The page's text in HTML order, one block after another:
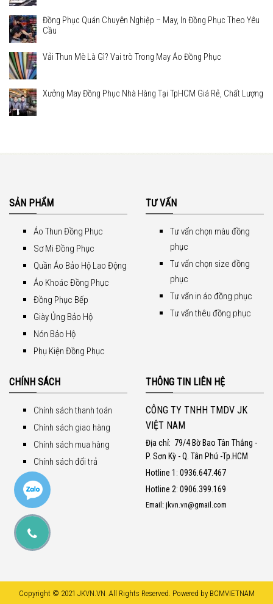
Đồng Phục Quán Chuyên Nghiệp – May, In Đồng Phục Theo Yêu
Cầu
Vải Thun Mè Là Gì? Vai trò Trong May Áo Đồng Phục
Xưởng May Đồng Phục Nhà Hàng Tại TpHCM Giá Rẻ, Chất Lượng
SẢN PHẨM
Áo Thun Đồng Phục
Sơ Mi Đồng Phục
Quần Áo Bảo Hộ Lao Động
Áo Khoác Đồng Phục
Đồng Phục Bếp
Giày Ủng Bảo Hộ
Nón Bảo Hộ
Phụ Kiện Đồng Phục
TƯ VẤN
Tư vấn chọn màu đồng
phục
Tư vấn chọn size đồng
phục
Tư vấn in áo đồng phục
Tư vấn thêu đồng phục
CHÍNH SÁCH
Chính sách thanh toán
Chính sách giao hàng
Chính sách mua hàng
Chính sách đổi trả
THÔNG TIN LIÊN HỆ
CÔNG TY TNHH TMDV JK
VIỆT NAM
Địa chỉ: 79/4 Bờ Bao Tân Thắng -
P. Sơn Kỳ - Q. Tân Phú -Tp.HCM
Hotline 1 : 0936.647.467
Hotline 2: 0906.399.169
Email: jkvn.vn@gmail.com
Copyright © 2021 JKVN.VN .All Rights Reserved. Powered by BCMVIETNAM